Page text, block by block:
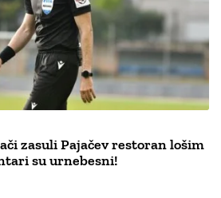
zasuli Pajačev restoran lošim
su urnebesni!